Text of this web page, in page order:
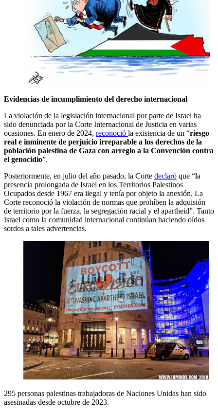
Evidencias de incumplimiento del derecho internacional
La violación de la legislación internacional por parte de Israel ha
sido denunciada por la Corte Internacional de Justicia en varias
ocasiones. En enero de 2024, reconoció la existencia de un “riesgo
real e inminente de perjuicio irreparable a los derechos de la
población palestina de Gaza con arreglo a la Convención contra
el genocidio”.
Posteriormente, en julio del año pasado, la Corte declaró que “la
presencia prolongada de Israel en los Territorios Palestinos
Ocupados desde 1967 era ilegal y tenía por objeto la anexión. La
Corte reconoció la violación de normas que prohíben la adquisión
de territorio por la fuerza, la segregación racial y el apartheid”. Tanto
Israel como la comunidad internacional continúan haciendo oídos
sordos a tales advertencias.
295 personas palestinas trabajadoras de Naciones Unidas han sido
asesinadas desde octubre de 2023.